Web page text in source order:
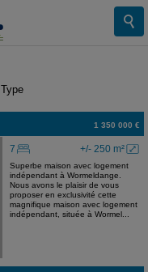
Type
1 350 000 €
+/- 250 m²
7
Superbe maison avec logement
indépendant à Wormeldange.
Nous avons le plaisir de vous
proposer en exclusivité cette
magnifique maison avec logement
indépendant, située à Wormel...